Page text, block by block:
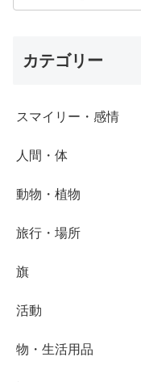
カテゴリー
スマイリー・感情
人間・体
動物・植物
旅行・場所
旗
活動
物・生活用品